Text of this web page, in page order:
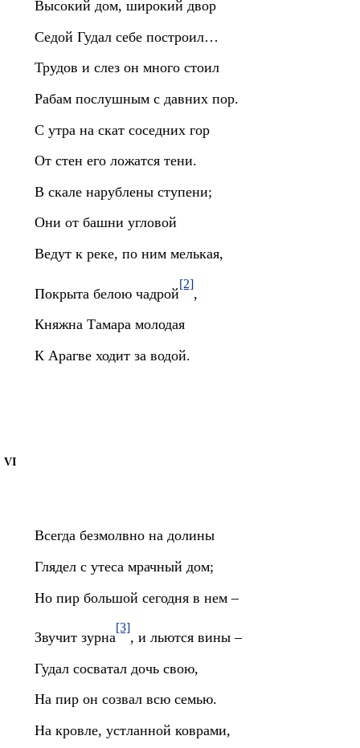
Высокий дом, широкий двор
Седой Гудал себе построил…
Трудов и слез он много стоил
Рабам послушным с давних пор.
С утра на скат соседних гор
От стен его ложатся тени.
В скале нарублены ступени;
Они от башни угловой
Ведут к реке, по ним мелькая,
Покрыта белою чадрой
[2]
,
Княжна Тамара молодая
К Арагве ходит за водой.
VI
Всегда безмолвно на долины
Глядел с утеса мрачный дом;
Но пир большой сегодня в нем –
Звучит зурна
[3]
, и льются вины –
Гудал сосватал дочь свою,
На пир он созвал всю семью.
На кровле, устланной коврами,